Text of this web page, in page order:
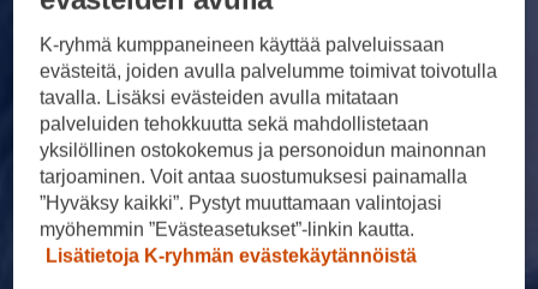
K-ryhmä kumppaneineen käyttää palveluissaan
evästeitä, joiden avulla palvelumme toimivat toivotulla
tavalla. Lisäksi evästeiden avulla mitataan
palveluiden tehokkuutta sekä mahdollistetaan
yksilöllinen ostokokemus ja personoidun mainonnan
tarjoaminen. Voit antaa suostumuksesi painamalla
”Hyväksy kaikki”. Pystyt muuttamaan valintojasi
myöhemmin ”Evästeasetukset”-linkin kautta.
Lisätietoja K-ryhmän evästekäytännöistä